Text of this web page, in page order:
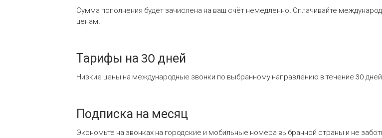
Сумма пополнения будет зачислена на ваш счёт немедленно. Оплачивайте
ценам.
Тарифы на 30 дней
Низкие цены на международные звонки по выбранному направлению в течение 30
Подписка на месяц
Экономьте на звонках на городские и мобильные номера выбранной страны и не